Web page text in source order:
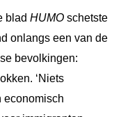
blad HUMO schetste
onlangs een van de
bevolkingen:
‘Niets
economisch